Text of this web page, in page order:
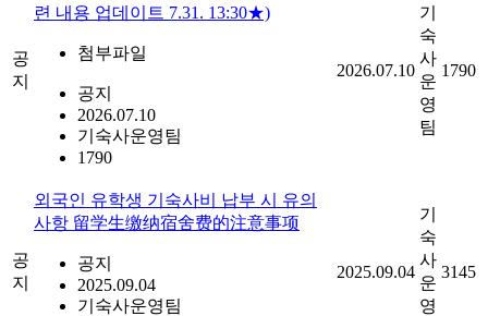
공
지
련 내용 업데이트 7.31. 13:30★)
첨부파일
공지
2026.07.10
기숙사운영팀
1790
2026.07.10
기
숙
사
운
영
팀
1790
공
지
외국인 유학생 기숙사비 납부 시 유의
사항 留学生缴纳宿舍费的注意事项
공지
2025.09.04
기숙사운영팀
2025.09.04
기
숙
사
운
영
3145